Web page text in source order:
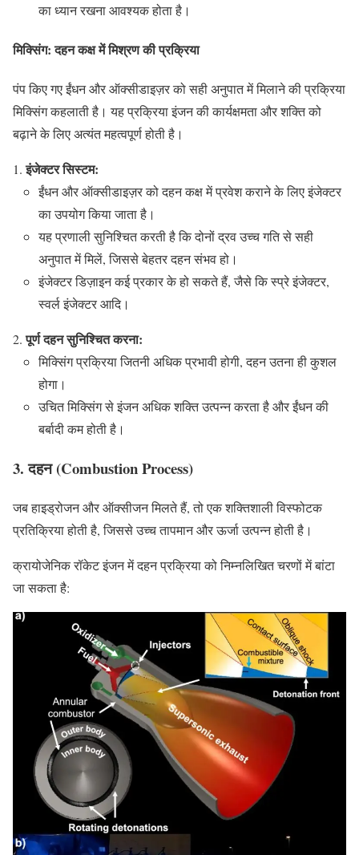
का ध्यान रखना आवश्यक होता है।
मिक्सिंग: दहन कक्ष में मिश्रण की प्रक्रिया
पंप किए गए ईंधन और ऑक्सीडाइज़र को सही अनुपात में मिलाने की प्रक्रिया
मिक्सिंग कहलाती है। यह प्रक्रिया इंजन की कार्यक्षमता और शक्ति को
बढ़ाने के लिए अत्यंत महत्वपूर्ण होती है।
इंजेक्टर सिस्टम:
ईंधन और ऑक्सीडाइज़र को दहन कक्ष में प्रवेश कराने के लिए इंजेक्टर
का उपयोग किया जाता है।
यह प्रणाली सुनिश्चित करती है कि दोनों द्रव उच्च गति से सही
अनुपात में मिलें, जिससे बेहतर दहन संभव हो।
इंजेक्टर डिज़ाइन कई प्रकार के हो सकते हैं, जैसे कि स्प्रे इंजेक्टर,
स्वर्ल इंजेक्टर आदि।
पूर्ण दहन सुनिश्चित करना:
मिक्सिंग प्रक्रिया जितनी अधिक प्रभावी होगी, दहन उतना ही कुशल
होगा।
उचित मिक्सिंग से इंजन अधिक शक्ति उत्पन्न करता है और ईंधन की
बर्बादी कम होती है।
3. दहन (Combustion Process)
जब हाइड्रोजन और ऑक्सीजन मिलते हैं, तो एक शक्तिशाली विस्फोटक
प्रतिक्रिया होती है, जिससे उच्च तापमान और ऊर्जा उत्पन्न होती है।
क्रायोजेनिक रॉकेट इंजन में दहन प्रक्रिया को निम्नलिखित चरणों में बांटा
जा सकता है: